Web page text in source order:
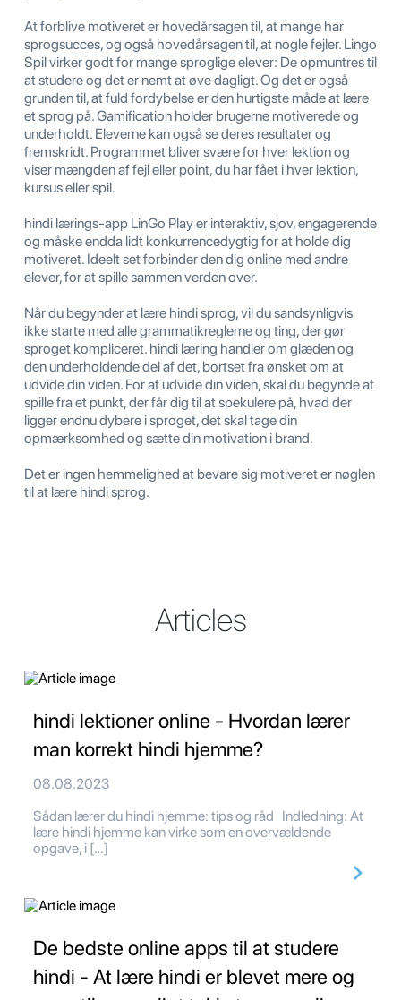
At forblive motiveret er hovedårsagen til, at mange har
sprogsucces, og også hovedårsagen til, at nogle fejler. Lingo
Spil virker godt for mange sproglige elever: De opmuntres til
at studere og det er nemt at øve dagligt. Og det er også
grunden til, at fuld fordybelse er den hurtigste måde at lære
et sprog på. Gamification holder brugerne motiverede og
underholdt. Eleverne kan også se deres resultater og
fremskridt. Programmet bliver svære for hver lektion og
viser mængden af ​​fejl eller point, du har fået i hver lektion,
kursus eller spil.
hindi lærings-app LinGo Play er interaktiv, sjov, engagerende
og måske endda lidt konkurrencedygtig for at holde dig
motiveret. Ideelt set forbinder den dig online med andre
elever, for at spille sammen verden over.
Når du begynder at lære hindi sprog, vil du sandsynligvis
ikke starte med alle grammatikreglerne og ting, der gør
sproget kompliceret. hindi læring handler om glæden og
den underholdende del af det, bortset fra ønsket om at
udvide din viden. For at udvide din viden, skal du begynde at
spille fra et punkt, der får dig til at spekulere på, hvad der
ligger endnu dybere i sproget, det skal tage din
opmærksomhed og sætte din motivation i brand.
Det er ingen hemmelighed at bevare sig motiveret er nøglen
til at lære hindi sprog.
Articles
hindi lektioner online - Hvordan lærer
man korrekt hindi hjemme?
08.08.2023
Sådan lærer du hindi hjemme: tips og råd Indledning: At
lære hindi hjemme kan virke som en overvældende
opgave, i […]
De bedste online apps til at studere
hindi - At lære hindi er blevet mere og